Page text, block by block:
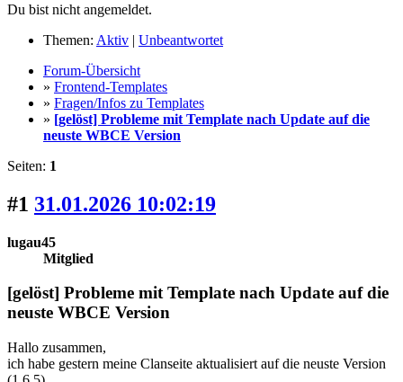
Du bist nicht angemeldet.
Themen: Aktiv | Unbeantwortet
Forum-Übersicht
» Frontend-Templates
» Fragen/Infos zu Templates
» [gelöst] Probleme mit Template nach Update auf die
neuste WBCE Version
Seiten: 1
#1 31.01.2026 10:02:19
lugau45
Mitglied
[gelöst] Probleme mit Template nach Update auf die
neuste WBCE Version
Hallo zusammen,
ich habe gestern meine Clanseite aktualisiert auf die neuste Version